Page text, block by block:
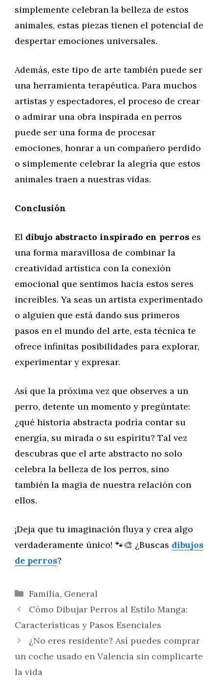
simplemente celebran la belleza de estos
animales, estas piezas tienen el potencial de
despertar emociones universales.
Además, este tipo de arte también puede ser
una herramienta terapéutica. Para muchos
artistas y espectadores, el proceso de crear
o admirar una obra inspirada en perros
puede ser una forma de procesar
emociones, honrar a un compañero perdido
o simplemente celebrar la alegría que estos
animales traen a nuestras vidas.
Conclusión
El dibujo abstracto inspirado en perros es
una forma maravillosa de combinar la
creatividad artística con la conexión
emocional que sentimos hacia estos seres
increíbles. Ya seas un artista experimentado
o alguien que está dando sus primeros
pasos en el mundo del arte, esta técnica te
ofrece infinitas posibilidades para explorar,
experimentar y expresar.
Así que la próxima vez que observes a un
perro, detente un momento y pregúntate:
¿qué historia abstracta podría contar su
energía, su mirada o su espíritu? Tal vez
descubras que el arte abstracto no solo
celebra la belleza de los perros, sino
también la magia de nuestra relación con
ellos.
¡Deja que tu imaginación fluya y crea algo
verdaderamente único! 🐾🎨 ¿Buscas dibujos
de perros?
Categorías
Familia, General
Cómo Dibujar Perros al Estilo Manga:
Características y Pasos Esenciales
¿No eres residente? Así puedes comprar
un coche usado en Valencia sin complicarte
la vida